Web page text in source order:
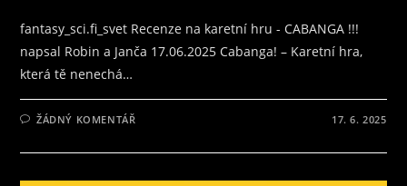
fantasy_sci.fi_svet Recenze na karetní hru - CABANGA !!!
napsal Robin a Janča 17.06.2025 Cabanga! – Karetní hra,
která tě nenechá…
ŽÁDNÝ KOMENTÁŘ 17. 6. 2025